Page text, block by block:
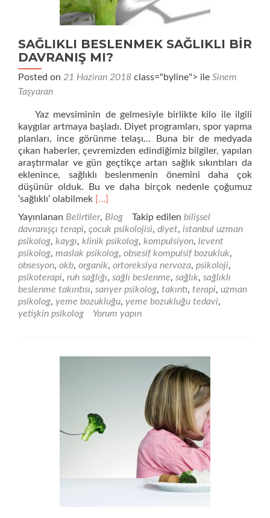
SAĞLIKLI BESLENMEK SAĞLIKLI BİR
DAVRANIŞ MI?
Posted on 21 Haziran 2018 class="byline"> ile Sinem
Taşyaran
Yaz mevsiminin de gelmesiyle birlikte kilo ile ilgili
kaygılar artmaya başladı. Diyet programları, spor yapma
planları, ince görünme telaşı… Buna bir de medyada
çıkan haberler, çevremizden edindiğimiz bilgiler, yapılan
araştırmalar ve gün geçtikçe artan sağlık sıkıntıları da
eklenince, sağlıklı beslenmenin önemini daha çok
düşünür olduk. Bu ve daha birçok nedenle çoğumuz
‘sağlıklı’ olabilmek Daha
okuyunSAĞLIKLI
BESLENMEK
SAĞLIKLI
BİR
DAVRANIŞ
MI?
[…]
Yayınlanan Belirtiler, Blog Takip edilen bilişsel
davranışçı terapi, çocuk psikolojisi, diyet, istanbul uzman
psikolog, kaygı, klinik psikolog, kompulsiyon, levent
psikolog, maslak psikolog, obsesif kompulsif bozukluk,
obsesyon, okb, organik, ortoreksiya nervoza, psikoloji,
psikoterapi, ruh sağlığı, sağlı beslenme, sağlık, sağlıklı
beslenme takıntısı, sarıyer psikolog, takıntı, terapi, uzman
psikolog, yeme bozukluğu, yeme bozukluğu tedavi,
yetişkin psikolog
Yorum yapın